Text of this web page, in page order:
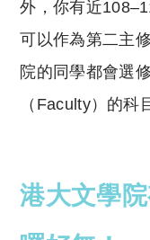
外，你有近
可以作為第二主
院的同學都會選
（Faculty）的科
港大文學